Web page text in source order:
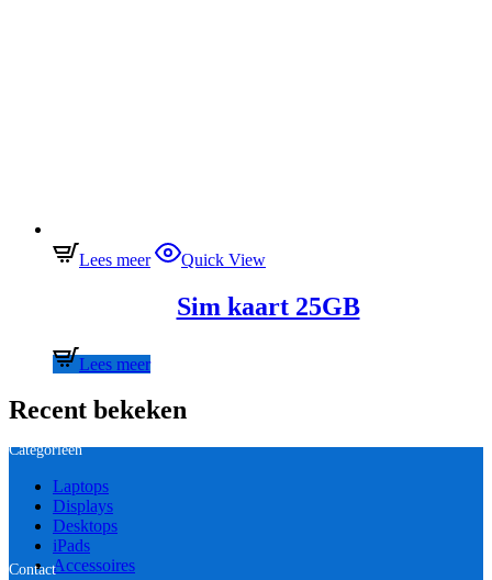
Lees meer Quick View
Sim kaart 25GB
Lees meer
Recent bekeken
Categorieën
Laptops
Displays
Desktops
iPads
Accessoires
Contact